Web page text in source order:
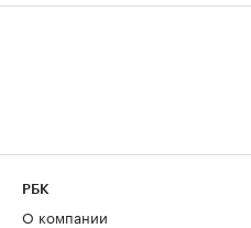
РБК
О компании